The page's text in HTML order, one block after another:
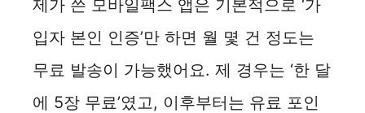
제가 쓴 모바일팩스 앱은 기본적으로 ‘가
입자 본인 인증’만 하면 월 몇 건 정도는
무료 발송이 가능했어요. 제 경우는 ‘한 달
에 5장 무료’였고, 이후부터는 유료 포인